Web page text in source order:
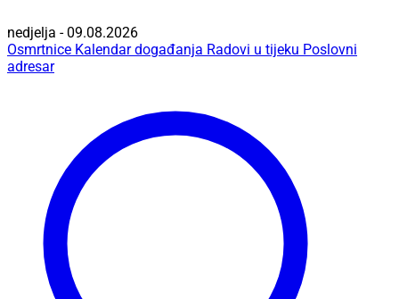
nedjelja - 09.08.2026
Osmrtnice Kalendar događanja Radovi u tijeku Poslovni
adresar